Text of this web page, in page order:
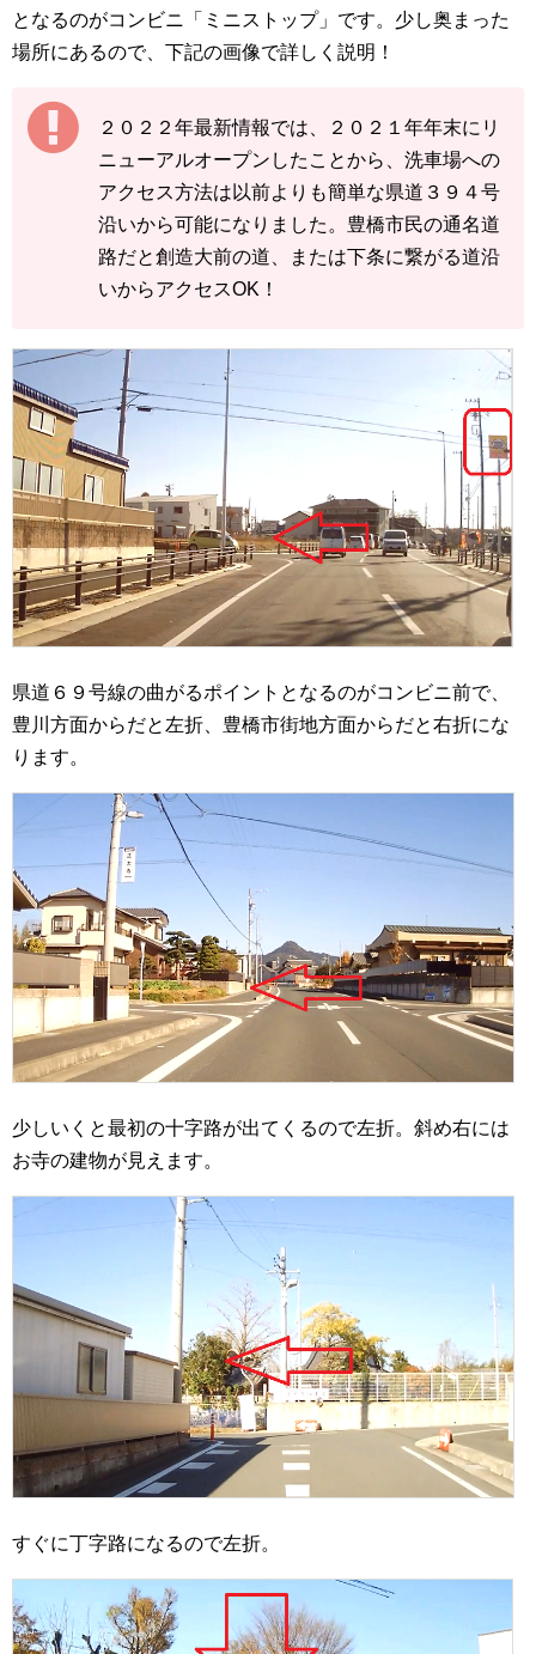
となるのがコンビニ「ミニストップ」です。少し奥まった
場所にあるので、下記の画像で詳しく説明！
２０２２年最新情報では、２０２１年年末にリ
ニューアルオープンしたことから、洗車場への
アクセス方法は以前よりも簡単な県道３９４号
沿いから可能になりました。豊橋市民の通名道
路だと創造大前の道、または下条に繋がる道沿
いからアクセスOK！
県道６９号線の曲がるポイントとなるのがコンビニ前で、
豊川方面からだと左折、豊橋市街地方面からだと右折にな
ります。
少しいくと最初の十字路が出てくるので左折。斜め右には
お寺の建物が見えます。
すぐに丁字路になるので左折。